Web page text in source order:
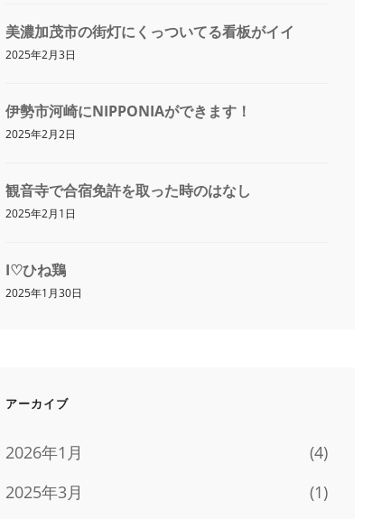
美濃加茂市の街灯にくっついてる看板がイイ
2025年2月3日
伊勢市河崎にNIPPONIAができます！
2025年2月2日
観音寺で合宿免許を取った時のはなし
2025年2月1日
I♡ひね鶏
2025年1月30日
アーカイブ
2026年1月
(4)
2025年3月
(1)